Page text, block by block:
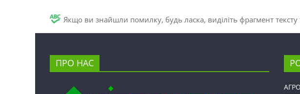
Якщо ви знайшли помилку, будь ласка, виділіть фрагмент тексту
ПРО НАС